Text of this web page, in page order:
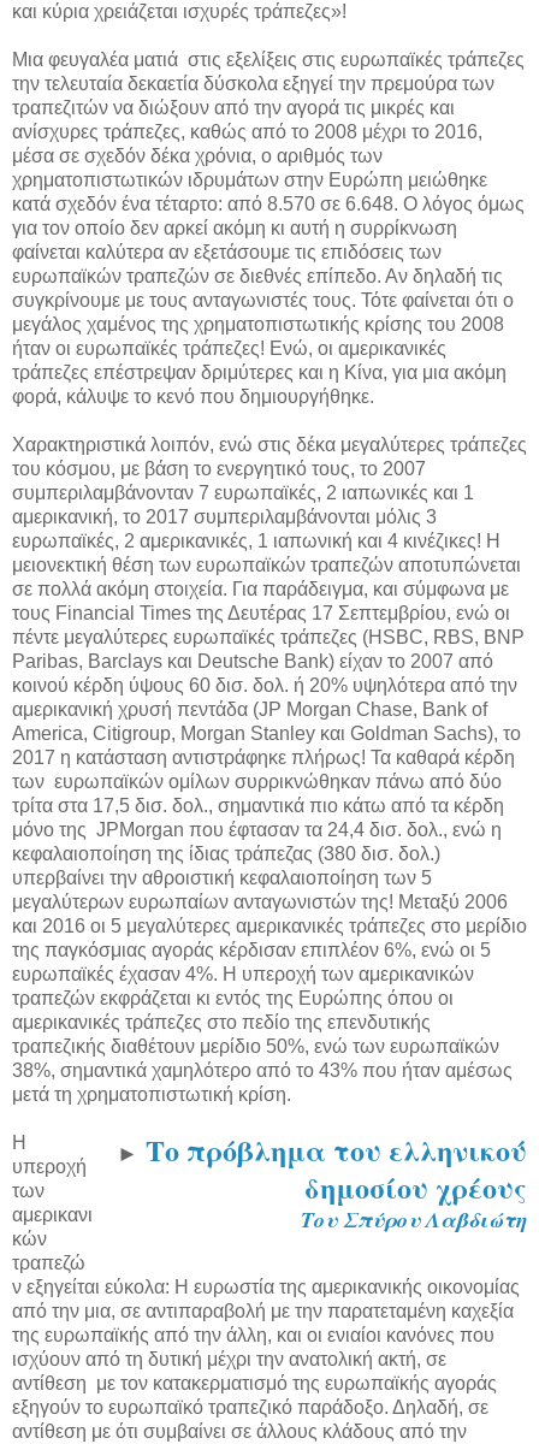
και κύρια χρειάζεται ισχυρές τράπεζες»!
Μια φευγαλέα ματιά στις εξελίξεις στις ευρωπαϊκές τράπεζες
την τελευταία δεκαετία δύσκολα εξηγεί την πρεμούρα των
τραπεζιτών να διώξουν από την αγορά τις μικρές και
ανίσχυρες τράπεζες, καθώς από το 2008 μέχρι το 2016,
μέσα σε σχεδόν δέκα χρόνια, ο αριθμός των
χρηματοπιστωτικών ιδρυμάτων στην Ευρώπη μειώθηκε
κατά σχεδόν ένα τέταρτο: από 8.570 σε 6.648. Ο λόγος όμως
για τον οποίο δεν αρκεί ακόμη κι αυτή η συρρίκνωση
φαίνεται καλύτερα αν εξετάσουμε τις επιδόσεις των
ευρωπαϊκών τραπεζών σε διεθνές επίπεδο. Αν δηλαδή τις
συγκρίνουμε με τους ανταγωνιστές τους. Τότε φαίνεται ότι ο
μεγάλος χαμένος της χρηματοπιστωτικής κρίσης του 2008
ήταν οι ευρωπαϊκές τράπεζες! Ενώ, οι αμερικανικές
τράπεζες επέστρεψαν δριμύτερες και η Κίνα, για μια ακόμη
φορά, κάλυψε το κενό που δημιουργήθηκε.
Χαρακτηριστικά λοιπόν, ενώ στις δέκα μεγαλύτερες τράπεζες
του κόσμου, με βάση το ενεργητικό τους, το 2007
συμπεριλαμβάνονταν 7 ευρωπαϊκές, 2 ιαπωνικές και 1
αμερικανική, το 2017 συμπεριλαμβάνονται μόλις 3
ευρωπαϊκές, 2 αμερικανικές, 1 ιαπωνική και 4 κινέζικες! Η
μειονεκτική θέση των ευρωπαϊκών τραπεζών αποτυπώνεται
σε πολλά ακόμη στοιχεία. Για παράδειγμα, και σύμφωνα με
τους Financial Times της Δευτέρας 17 Σεπτεμβρίου, ενώ οι
πέντε μεγαλύτερες ευρωπαϊκές τράπεζες (HSBC, RBS, BNP
Paribas, Barclays και Deutsche Bank) είχαν το 2007 από
κοινού κέρδη ύψους 60 δισ. δολ. ή 20% υψηλότερα από την
αμερικανική χρυσή πεντάδα (JP Morgan Chase, Bank of
America, Citigroup, Morgan Stanley και Goldman Sachs), το
2017 η κατάσταση αντιστράφηκε πλήρως! Τα καθαρά κέρδη
των ευρωπαϊκών ομίλων συρρικνώθηκαν πάνω από δύο
τρίτα στα 17,5 δισ. δολ., σημαντικά πιο κάτω από τα κέρδη
μόνο της JPMorgan που έφτασαν τα 24,4 δισ. δολ., ενώ η
κεφαλαιοποίηση της ίδιας τράπεζας (380 δισ. δολ.)
υπερβαίνει την αθροιστική κεφαλαιοποίηση των 5
μεγαλύτερων ευρωπαίων ανταγωνιστών της! Μεταξύ 2006
και 2016 οι 5 μεγαλύτερες αμερικανικές τράπεζες στο μερίδιο
της παγκόσμιας αγοράς κέρδισαν επιπλέον 6%, ενώ οι 5
ευρωπαϊκές έχασαν 4%. Η υπεροχή των αμερικανικών
τραπεζών εκφράζεται κι εντός της Ευρώπης όπου οι
αμερικανικές τράπεζες στο πεδίο της επενδυτικής
τραπεζικής διαθέτουν μερίδιο 50%, ενώ των ευρωπαϊκών
38%, σημαντικά χαμηλότερο από το 43% που ήταν αμέσως
μετά τη χρηματοπιστωτική κρίση.
► Το πρόβλημα του ελληνικού
δημοσίου χρέους
Του Σπύρου Λαβδιώτη
Η
υπεροχή
των
αμερικανι
κών
τραπεζώ
ν εξηγείται εύκολα: Η ευρωστία της αμερικανικής οικονομίας
από την μια, σε αντιπαραβολή με την παρατεταμένη καχεξία
της ευρωπαϊκής από την άλλη, και οι ενιαίοι κανόνες που
ισχύουν από τη δυτική μέχρι την ανατολική ακτή, σε
αντίθεση με τον κατακερματισμό της ευρωπαϊκής αγοράς
εξηγούν το ευρωπαϊκό τραπεζικό παράδοξο. Δηλαδή, σε
αντίθεση με ότι συμβαίνει σε άλλους κλάδους από την